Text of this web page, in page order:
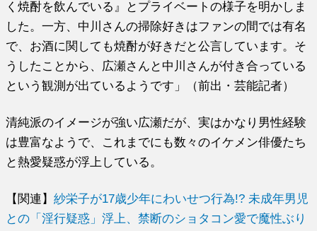
く焼酎を飲んでいる』とプライベートの様子を明かしま
した。一方、中川さんの掃除好きはファンの間では有名
で、お酒に関しても焼酎が好きだと公言しています。そ
うしたことから、広瀬さんと中川さんが付き合っている
という観測が出ているようです」（前出・芸能記者）
清純派のイメージが強い広瀬だが、実はかなり男性経験
は豊富なようで、これまでにも数々のイケメン俳優たち
と熱愛疑惑が浮上している。
【関連】紗栄子が17歳少年にわいせつ行為!? 未成年男児
との「淫行疑惑」浮上、禁断のショタコン愛で魔性ぶり